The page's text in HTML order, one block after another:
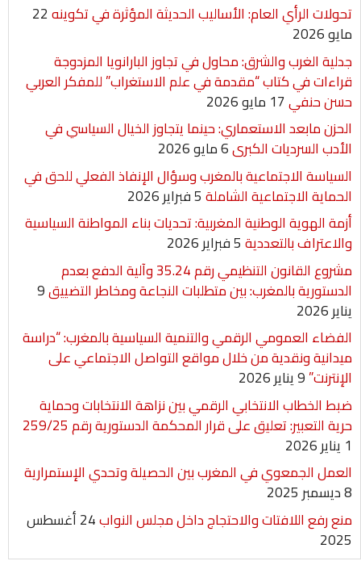
تحولات الرأي العام: الأساليب الحديثة المؤثرة في تكوينه22
مايو 2026
جدلية الغرب والشرق: محاول في تجاوز البارانويا المزدوجة
قراءات في كتاب “مقدمة في علم الاستغراب” للمفكر العربي
حسن حنفي17 مايو 2026
الحزن مابعد الاستعماري: حينما يتجاوز الخيال السياسي في
الأدب السرديات الكبرى6 مايو 2026
السياسة الاجتماعية بالمغرب وسؤال الإنفاذ الفعلي للحق في
الحماية الاجتماعية الشاملة5 فبراير 2026
أزمة الهوية الوطنية المغربية: تحديات بناء المواطنة السياسية
والاعتراف بالتعددية5 فبراير 2026
مشروع القانون التنظيمي رقم 35.24 وآلية الدفع بعدم
الدستورية بالمغرب: بين متطلبات النجاعة ومخاطر التضييق9
يناير 2026
الفضاء العمومي الرقمي والتنمية السياسية بالمغرب: “دراسة
ميدانية ونقدية من خلال مواقع التواصل الاجتماعي على
الإنترنت”9 يناير 2026
ضبط الخطاب الانتخابي الرقمي بين نزاهة الانتخابات وحماية
حرية التعبير: تعليق على قرار المحكمة الدستورية رقم 259/25
1 يناير 2026
العمل الجمعوي في المغرب بين الحصيلة وتحدي الإستمرارية
8 ديسمبر 2025
منع رفع اللافتات والاحتجاج داخل مجلس النواب
24 أغسطس
2025